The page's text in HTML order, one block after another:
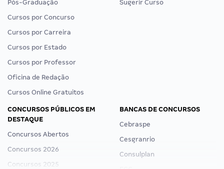
Pós-Graduação
Cursos por Concurso
Cursos por Carreira
Cursos por Estado
Cursos por Professor
Oficina de Redação
Cursos Online Gratuitos
Sugerir Curso
CONCURSOS PÚBLICOS EM
DESTAQUE
Concursos Abertos
Concursos 2026
Concursos 2025
BANCAS DE CONCURSOS
Cebraspe
Cesgranrio
Consulplan